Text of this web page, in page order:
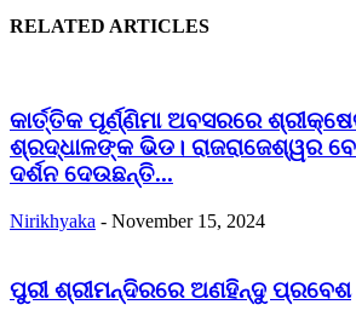
RELATED ARTICLES
କାର୍ତ୍ତିକ ପୂର୍ଣ୍ଣିମା ଅବସରରେ
ଶ୍ରଦ୍ଧାଳଙ୍କ ଭିଡ। ରାଜରାଜେଶ୍ୱର
ଦର୍ଶନ ଦେଉଛନ୍ତି...
Nirikhyaka - November 15, 2024
ପୁରୀ ଶ୍ରୀମନ୍ଦିରରେ ଅଣହିନ୍ଦୁ ପ୍ରବେଶ